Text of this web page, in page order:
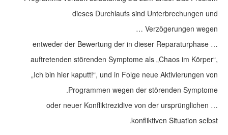
dieses Durchlaufs sind Unterbrechungen und
Verzögerungen wegen …
… entweder der Bewertung der in dieser Reparaturphase
auftretenden störenden Symptome als „Chaos im Körper“,
„Ich bin hier kaputt!“, und in Folge neue Aktivierungen von
Programmen wegen der störenden Symptome.
… oder neuer Konfliktrezidive von der ursprünglichen
konfliktiven Situation selbst.